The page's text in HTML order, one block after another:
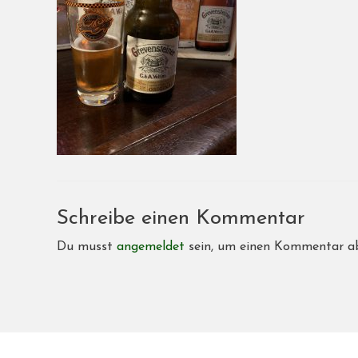
Schreibe einen Kommentar
Du musst angemeldet sein, um einen Kommentar